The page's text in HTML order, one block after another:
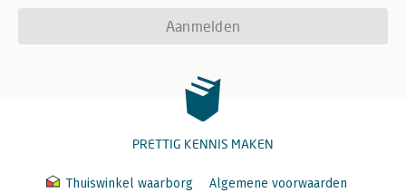
Aanmelden
PRETTIG KENNIS MAKEN
Thuiswinkel waarborg Algemene voorwaarden